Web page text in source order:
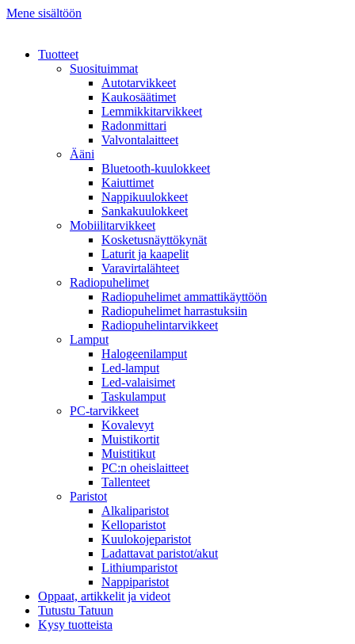
Mene sisältöön
Tuotteet
Suosituimmat
Autotarvikkeet
Kaukosäätimet
Lemmikkitarvikkeet
Radonmittari
Valvontalaitteet
Ääni
Bluetooth-kuulokkeet
Kaiuttimet
Nappikuulokkeet
Sankakuulokkeet
Mobiilitarvikkeet
Kosketusnäyttökynät
Laturit ja kaapelit
Varavirtalähteet
Radiopuhelimet
Radiopuhelimet ammattikäyttöön
Radiopuhelimet harrastuksiin
Radiopuhelintarvikkeet
Lamput
Halogeenilamput
Led-lamput
Led-valaisimet
Taskulamput
PC-tarvikkeet
Kovalevyt
Muistikortit
Muistitikut
PC:n oheislaitteet
Tallenteet
Paristot
Alkaliparistot
Kelloparistot
Kuulokojeparistot
Ladattavat paristot/akut
Lithiumparistot
Nappiparistot
Oppaat, artikkelit ja videot
Tutustu Tatuun
Kysy tuotteista